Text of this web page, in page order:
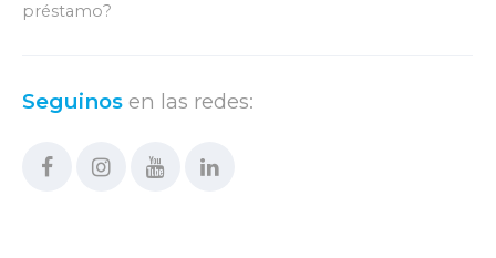
préstamo?
Seguinos en las redes: